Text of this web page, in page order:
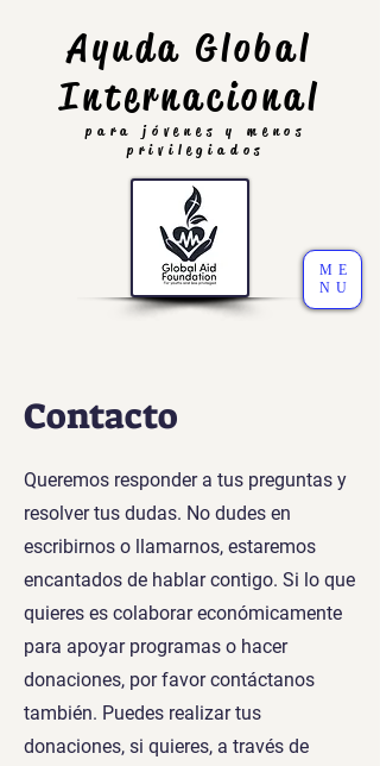
ME
NU
Ayuda Global
Internacional
para jóvenes y menos
privilegiados
Contacto
Queremos responder a tus preguntas y
resolver tus dudas. No dudes en
escribirnos o llamarnos, estaremos
encantados de hablar contigo. Si lo que
quieres es colaborar económicamente
para apoyar programas o hacer
donaciones, por favor contáctanos
también. Puedes realizar tus
donaciones, si quieres, a través de